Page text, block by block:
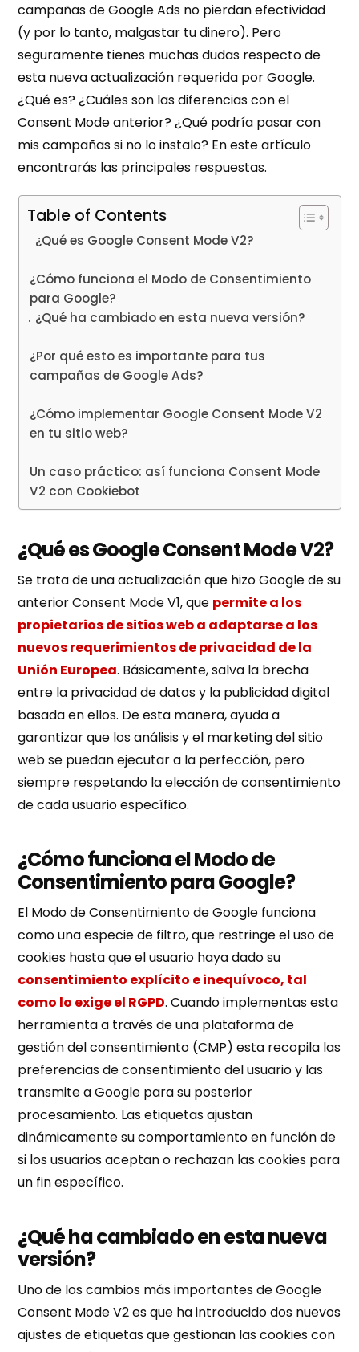
campañas de Google Ads no pierdan efectividad
(y por lo tanto, malgastar tu dinero). Pero
seguramente tienes muchas dudas respecto de
esta nueva actualización requerida por Google.
¿Qué es? ¿Cuáles son las diferencias con el
Consent Mode anterior? ¿Qué podría pasar con
mis campañas si no lo instalo? En este artículo
encontrarás las principales respuestas.
Table of Contents
¿Qué es Google Consent Mode V2?
¿Cómo funciona el Modo de Consentimiento
para Google?
¿Qué ha cambiado en esta nueva versión?
¿Por qué esto es importante para tus
campañas de Google Ads?
¿Cómo implementar Google Consent Mode V2
en tu sitio web?
Un caso práctico: así funciona Consent Mode
V2 con Cookiebot
¿Qué es Google Consent Mode V2?
Se trata de una actualización que hizo Google de su
anterior Consent Mode V1, que permite a los
propietarios de sitios web a adaptarse a los
nuevos requerimientos de privacidad de la
Unión Europea. Básicamente, salva la brecha
entre la privacidad de datos y la publicidad digital
basada en ellos. De esta manera, ayuda a
garantizar que los análisis y el marketing del sitio
web se puedan ejecutar a la perfección, pero
siempre respetando la elección de consentimiento
de cada usuario específico.
¿Cómo funciona el Modo de
Consentimiento para Google?
El Modo de Consentimiento de Google funciona
como una especie de filtro, que restringe el uso de
cookies hasta que el usuario haya dado su
consentimiento explícito e inequívoco, tal
como lo exige el RGPD. Cuando implementas esta
herramienta a través de una plataforma de
gestión del consentimiento (CMP) esta recopila las
preferencias de consentimiento del usuario y las
transmite a Google para su posterior
procesamiento. Las etiquetas ajustan
dinámicamente su comportamiento en función de
si los usuarios aceptan o rechazan las cookies para
un fin específico.
¿Qué ha cambiado en esta nueva
versión?
Uno de los cambios más importantes de Google
Consent Mode V2 es que ha introducido dos nuevos
ajustes de etiquetas que gestionan las cookies con